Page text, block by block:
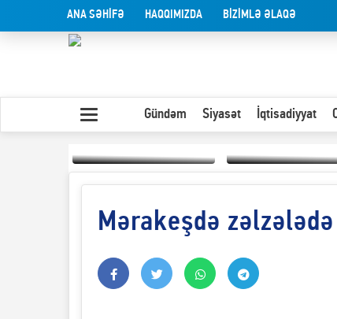
ANA SƏHİFƏ HAQQIMIZDA BİZİMLƏ ƏLAQƏ
Gündəm Siyasət İqtisadiyyat
Yaxın Şərqdəki
müharibənin qısa Olduğu kimi
Mərakeşdə